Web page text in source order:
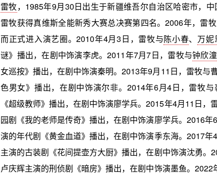
雷牧，1985年9月30日出生于新疆维吾尔自治区哈密市，中
雷牧获得真维斯全能新秀大赛总决赛第四名。2006年，雷
而正式进入演艺圈。2010年4月3日，雷牧与陈小春、 万妮
谜》播出，在剧中饰演李虎。2011年7月7日，雷牧与钟欣潼
女巡按》播出，在剧中饰演秦明。2013年9月11日，雷牧与曹
色男女》播出，在剧中饰演尔非。2014年6月4日，雷牧
《超级教师》播出，在剧中饰演廖学兵。2015年4月11日，
园剧《我的老师是传奇》播出，在剧中饰演廖学兵。2016年
演的年代剧《黄金血道》播出，在剧中饰演季东海。2017年
主演的古装剧《花间提壶方大厨》播出，在剧中饰演沈勇。
卢庆辉主演的刑侦剧《暗房》播出，在剧中饰演墨鱼。2022